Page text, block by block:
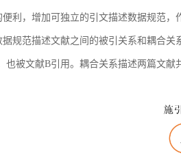
利，增加可独立的引文描述数据规范，
据规范描述文献之间的被引关系和耦合
也被文献B引用。耦合关系描述两篇文